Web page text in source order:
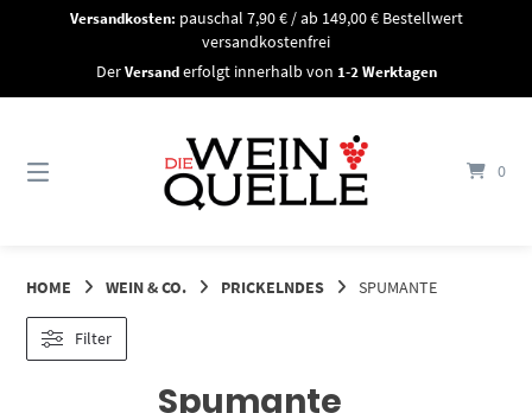
Versandkosten: pauschal 7,90 € / ab 149,00 € Bestellwert
versandkostenfrei
DerVersanderfolgt innerhalb von 1-2 Werktagen
0
HOME WEIN & CO. PRICKELNDES SPUMANTE
Spumante
Filter